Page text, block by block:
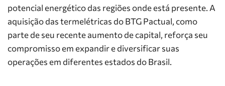
potencial energético das regiões onde está presente. A
aquisição das termelétricas do BTG Pactual, como
parte de seu recente aumento de capital, reforça seu
compromisso em expandir e diversificar suas
operações em diferentes estados do Brasil.